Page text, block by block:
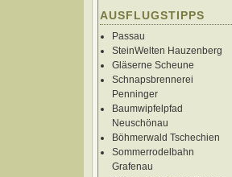
AUSFLUGSTIPPS
Passau
SteinWelten Hauzenberg
Gläserne Scheune
Schnapsbrennerei
Penninger
Baumwipfelpfad
Neuschönau
Böhmerwald Tschechien
Sommerrodelbahn
Grafenau